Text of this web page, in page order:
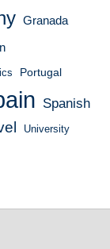
Granada
Portugal
Spanish
University